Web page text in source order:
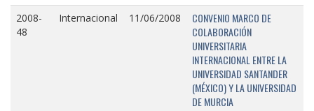
2008-
48
Internacional 11/06/2008
CONVENIO MARCO DE
COLABORACIÓN
UNIVERSITARIA
INTERNACIONAL ENTRE LA
UNIVERSIDAD SANTANDER
(MÉXICO) Y LA UNIVERSIDAD
DE MURCIA